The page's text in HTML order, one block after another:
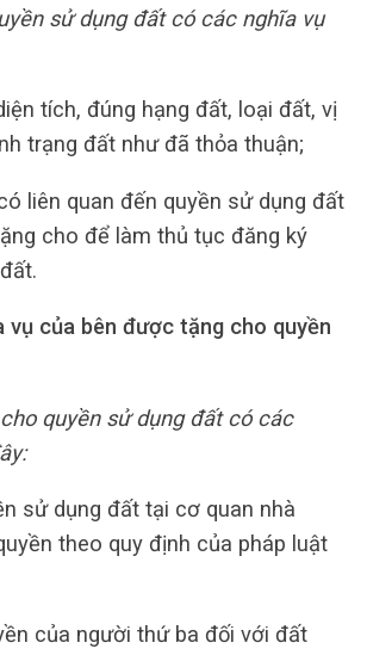
sử dụng đất có các nghĩa vụ
tích, đúng hạng đất, loại đất, vị
trạng đất như đã thỏa thuận;
liên quan đến quyền sử dụng đất
cho để làm thủ tục đăng ký
vụ của bên được tặng cho quyền
quyền sử dụng đất có các
sử dụng đất tại cơ quan nhà
theo quy định của pháp luật
của người thứ ba đối với đất